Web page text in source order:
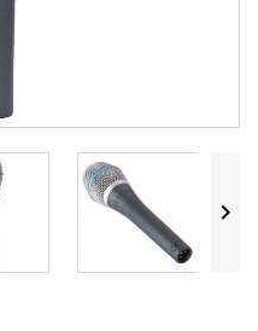
